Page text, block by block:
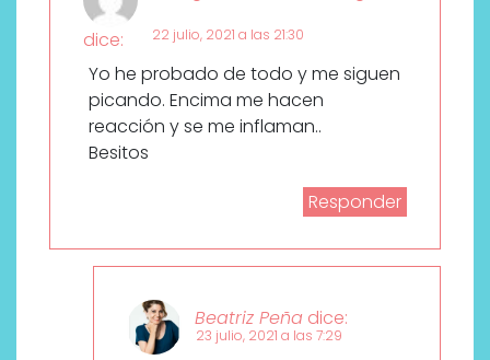
dice:
22 julio, 2021 a las 21:30
Yo he probado de todo y me siguen
picando. Encima me hacen
reacción y se me inflaman..
Besitos
Responder
Beatriz Peña dice:
23 julio, 2021 a las 7:29